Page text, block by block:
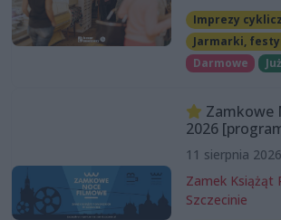
Imprezy
Jarmarki,
Darmowe
Zamkowe
2026
11 sierpnia
Zamek Książąt
Szczecinie